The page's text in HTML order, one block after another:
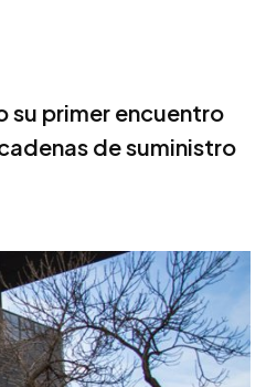
su primer encuentro
de suministro